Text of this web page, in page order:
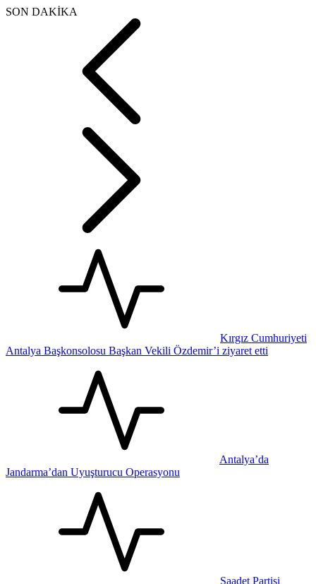
SON DAKİKA
Kırgız Cumhuriyeti
Antalya Başkonsolosu Başkan Vekili Özdemir’i ziyaret etti
Antalya’da
Jandarma’dan Uyuşturucu Operasyonu
Saadet Partisi